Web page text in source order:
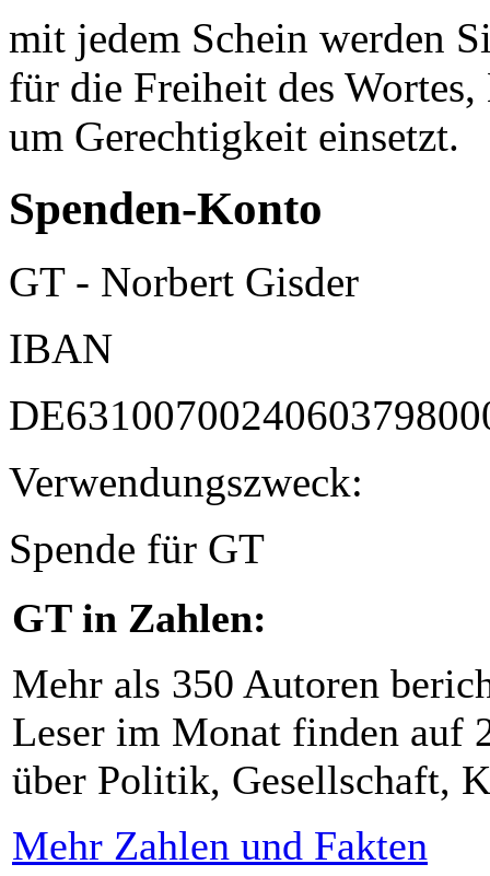
mit jedem Schein werden
für die Freiheit des
um Gerechtigkeit einsetzt.
Spenden-Konto
GT - Norbert Gisder
IBAN
Verwendungszweck:
Spende für GT
GT in Zahlen:
Mehr als 350 Autoren
Leser im Monat finden auf
über Politik, Gesellschaft,
Mehr Zahlen und Fakten